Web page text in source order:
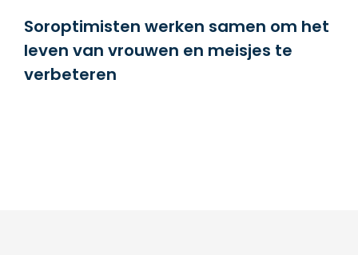
Soroptimisten werken samen om het
leven van vrouwen en meisjes te
verbeteren